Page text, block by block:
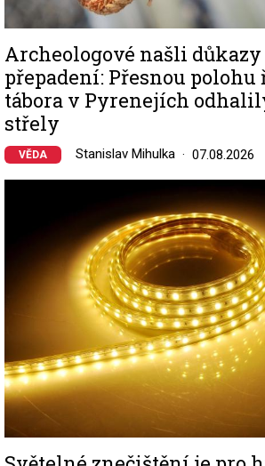
Archeologové našli
přepadení: Přesnou
tábora v Pyrenejích
střely
VĚDA Stanislav Mihulka 07.08.2026